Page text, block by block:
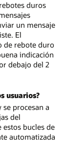
duros
un mensaje
El
de rebote duro
indicación
debajo del 2
usuarios?
procesan a
del
bucles de
automatizada